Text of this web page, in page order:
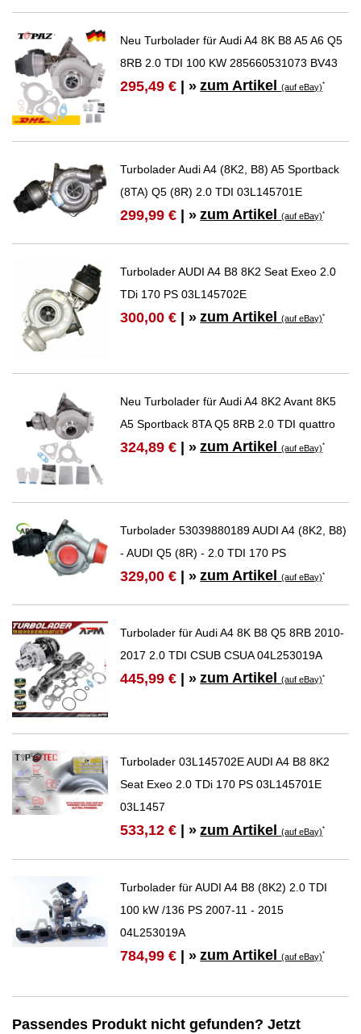
Neu Turbolader für Audi A4 8K B8 A5 A6 Q5
8RB 2.0 TDI 100 KW 285660531073 BV43
295,49 € | » zum Artikel(auf eBay)*
Turbolader Audi A4 (8K2, B8) A5 Sportback
(8TA) Q5 (8R) 2.0 TDI 03L145701E
299,99 € | » zum Artikel(auf eBay)*
Turbolader AUDI A4 B8 8K2 Seat Exeo 2.0
TDi 170 PS 03L145702E
300,00 € | » zum Artikel(auf eBay)*
Neu Turbolader für Audi A4 8K2 Avant 8K5
A5 Sportback 8TA Q5 8RB 2.0 TDI quattro
324,89 € | » zum Artikel(auf eBay)*
Turbolader 53039880189 AUDI A4 (8K2, B8)
- AUDI Q5 (8R) - 2.0 TDI 170 PS
329,00 € | » zum Artikel(auf eBay)*
Turbolader für Audi A4 8K B8 Q5 8RB 2010-
2017 2.0 TDI CSUB CSUA 04L253019A
445,99 € | » zum Artikel(auf eBay)*
Turbolader 03L145702E AUDI A4 B8 8K2
Seat Exeo 2.0 TDi 170 PS 03L145701E
03L1457
533,12 € | » zum Artikel(auf eBay)*
Turbolader für AUDI A4 B8 (8K2) 2.0 TDI
100 kW /136 PS 2007-11 - 2015
04L253019A
784,99 € | » zum Artikel(auf eBay)*
Passendes Produkt nicht gefunden? Jetzt